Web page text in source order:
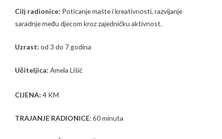
Cilj radionice: Poticanje mašte i kreativnosti, razvijanje
saradnje među djecom kroz zajedničku aktivnost.
Uzrast: od 3 do 7 godina
Učiteljica: Amela Lišić
CIJENA: 4 KM
TRAJANJE RADIONICE: 60 minuta